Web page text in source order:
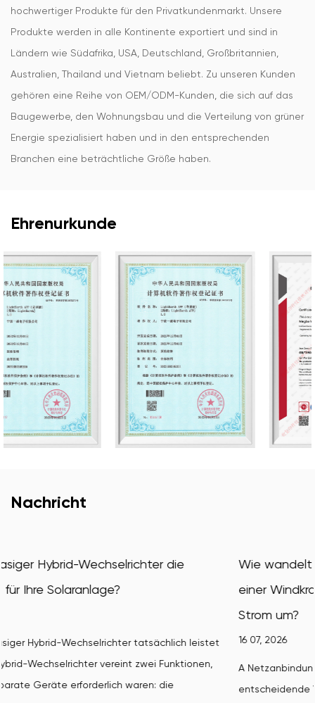
hochwertiger Produkte für den Privatkundenmarkt. Unsere
Produkte werden in alle Kontinente exportiert und sind in
Ländern wie Südafrika, USA, Deutschland, Großbritannien,
Australien, Thailand und Vietnam beliebt. Zu unseren Kunden
gehören eine Reihe von OEM/ODM-Kunden, die sich auf das
Baugewerbe, den Wohnungsbau und die Verteilung von grüner
Energie spezialisiert haben und in den entsprechenden
Branchen eine beträchtliche Größe haben.
Ehrenurkunde
Nachricht
Wie wandelt ein netzgekoppelter
einer Windkraftanlage Windkraft in nutzbaren
16 07, 2026
A Netzanbindungswechselrichter für Windkraftanlagen
entscheidende Verbindung zwischen der variablen